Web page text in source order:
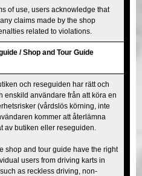
of use, users acknowledge that
claims made by the shop
related to violations.
/ Shop and Tour Guide
och reseguiden har rätt och
enskild användare från att köra en
(vårdslös körning, inte
kommer att återlämna
av butiken eller reseguiden.
shop and tour guide have the right
users from driving karts in
as reckless driving, non-